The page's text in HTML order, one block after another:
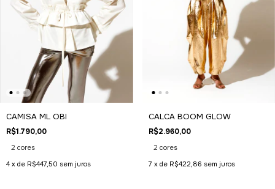
CAMISA ML OBI
R$1.790,00
2 cores
4 x de R$447,50 sem juros
CALCA BOOM GLOW
R$2.960,00
2 cores
7 x de R$422,86 sem juros